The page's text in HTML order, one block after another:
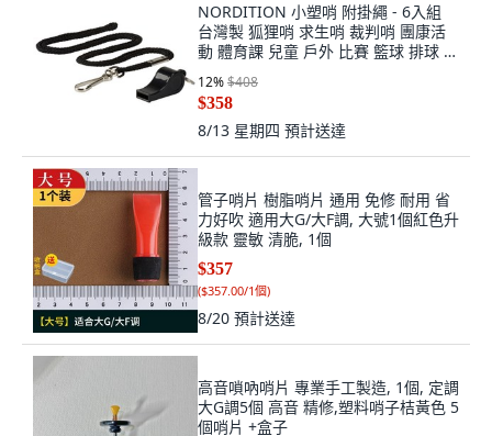
NORDITION 小塑哨 附掛繩 - 6入組
台灣製 狐狸哨 求生哨 裁判哨 團康活
動 體育課 兒童 戶外 比賽 籃球 排球 登
山, 黑色, 1套裝
12%$408
$358
8/13 星期四 預計送達
管子哨片 樹脂哨片 通用 免修 耐用 省
力好吹 適用大G/大F調, 大號1個紅色升
級款 靈敏 清脆, 1個
$357
($357.00/1個)
8/20 預計送達
高音嗩吶哨片 專業手工製造, 1個, 定調
大G調5個 高音 精修,塑料哨子桔黃色 5
個哨片 +盒子